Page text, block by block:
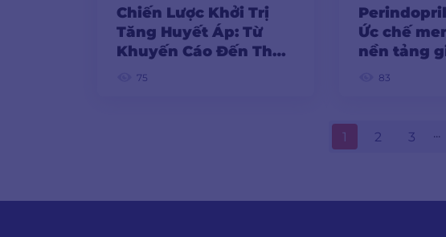
Chiến Lược Khởi Trị
Tăng Huyết Áp: Từ
Khuyến Cáo Đến Thực
75
Ức chế
nền tảng
83
1 2 3 ...